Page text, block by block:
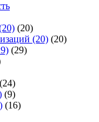
(20)
(20) (20)
(29)
(24)
(9)
(16)